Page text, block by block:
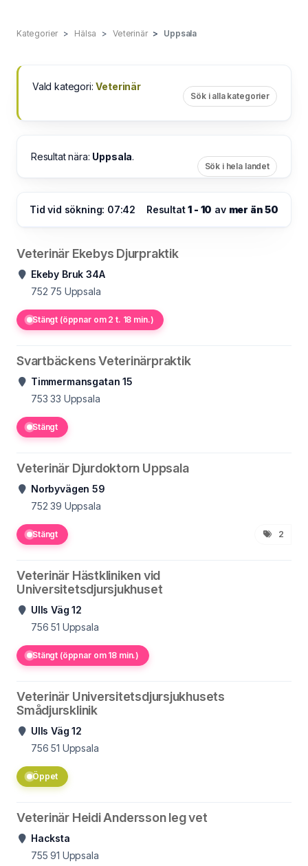
Kategorier Hälsa Veterinär Uppsala
Vald kategori:Veterinär
Sök i alla kategorier
Resultat nära: Uppsala.
Sök i hela landet
Tid vid sökning: 07:42 Resultat1 - 10 av mer än 50
Veterinär Ekebys Djurpraktik
Ekeby Bruk 34A
752 75 Uppsala
Stängt (öppnar om 2 t. 18 min.)
Svartbäckens Veterinärpraktik
Timmermansgatan 15
753 33 Uppsala
Stängt
Veterinär Djurdoktorn Uppsala
Norbyvägen 59
752 39 Uppsala
Stängt 2
Veterinär Hästkliniken vid
Universitetsdjursjukhuset
Ulls Väg 12
756 51 Uppsala
Stängt (öppnar om 18 min.)
Veterinär Universitetsdjursjukhusets
Smådjursklinik
Ulls Väg 12
756 51 Uppsala
Öppet
Veterinär Heidi Andersson leg vet
Hacksta
755 91 Uppsala